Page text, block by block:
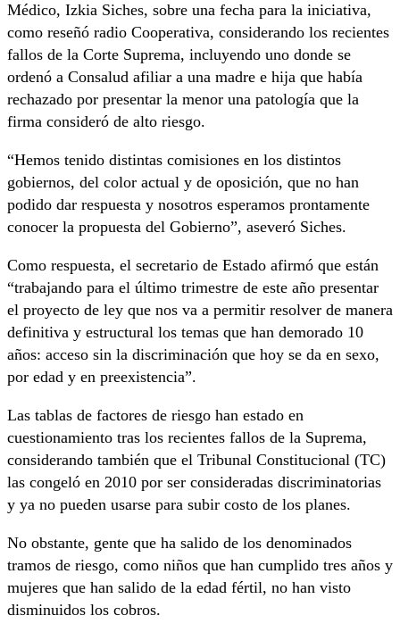
Médico, Izkia Siches, sobre una fecha para la iniciativa,
como reseñó radio Cooperativa, considerando los recientes
fallos de la Corte Suprema, incluyendo uno donde se
ordenó a Consalud afiliar a una madre e hija que había
rechazado por presentar la menor una patología que la
firma consideró de alto riesgo.
“Hemos tenido distintas comisiones en los distintos
gobiernos, del color actual y de oposición, que no han
podido dar respuesta y nosotros esperamos prontamente
conocer la propuesta del Gobierno”, aseveró Siches.
Como respuesta, el secretario de Estado afirmó que están
“trabajando para el último trimestre de este año presentar
el proyecto de ley que nos va a permitir resolver de manera
definitiva y estructural los temas que han demorado 10
años: acceso sin la discriminación que hoy se da en sexo,
por edad y en preexistencia”.
Las tablas de factores de riesgo han estado en
cuestionamiento tras los recientes fallos de la Suprema,
considerando también que el Tribunal Constitucional (TC)
las congeló en 2010 por ser consideradas discriminatorias
y ya no pueden usarse para subir costo de los planes.
No obstante, gente que ha salido de los denominados
tramos de riesgo, como niños que han cumplido tres años y
mujeres que han salido de la edad fértil, no han visto
disminuidos los cobros.